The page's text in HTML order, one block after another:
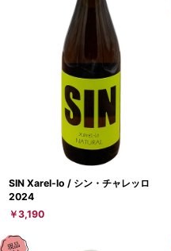
SIN Xarel-lo / シン・チャレッロ
2024
￥3,190